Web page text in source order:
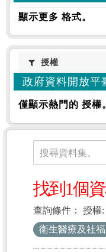
顯示更多 格式。
授權授權
政府資料開放平
僅顯示熱門的 授權
資料集
搜尋資料集。
找到1個
查詢條件： 授權:
衛生醫療及社福